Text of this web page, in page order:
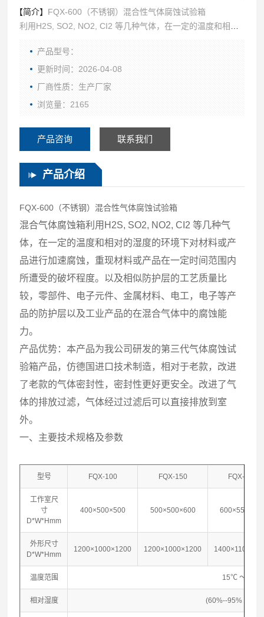
【简介】 FQX-600（不锈钢）混合性气体腐蚀试验箱
利用H2S, SO2, NO2, CI2 等几种气体，在一定的温度和相对
在一定时间范围内所遭受的破坏程度。以及相似防护层的工艺
质量比较，零部件、电子元件、金属材料、电工，电子等产品
的防护层以及工业产品的在混合气体中的腐蚀能力。
产品型号：
更新时间：2026-04-08
厂商性质：生产厂家
浏览量：2165
产品咨询 联系我们
产品介绍
FQX-600（不锈钢）混合性气体腐蚀试验箱
混合气体腐蚀箱利用H2S, SO2, NO2, CI2 等几种气
体，在一定的温度和相对的湿度的环境下对材料或产
品进行加速腐蚀，重现材料或产品在一定时间范围内
所遭受的破坏程度。以及相似防护层的工艺质量比
较，零部件、电子元件、金属材料、电工，电子等产
品的防护层以及工业产品的在混合气体中的腐蚀能
力。
产品优势：本产品为我公司研发的第三代气体腐蚀试
验箱产品，仿德国进口技术制造，相对于老款，改进
了老款的气体密封性，密封性更好更安全。改进了气
体的排放过滤，气体经过过滤后可以直接排放到室
外。
一、 主要技术规格及参数
型号 FQX-100 FQX-150 FQX-300
工作室尺
寸
D*W*Hmm
400×500×500 500×500×600
外形尺寸
D*W*Hmm
1200×1000×1200 1200×1000×1200
温度范围 15℃ ～ 50℃
相对湿度 (60%--95% )